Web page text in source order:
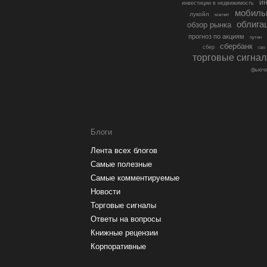
инвестиции в недвижимость
лукойл магнит
обзор рынка
прогноз по акциям
путин
сбер сбербанк сво
торговые
Блоги
Лента всех блогов
Самые полезные
Самые комментируемые
Новости
Торговые сигналы
Ответы на вопросы
Книжные рецензии
Корпоративные